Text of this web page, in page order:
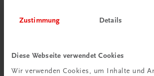
Zustimmung Details
Diese Webseite verwendet Cookies
Wir verwenden Cookies, um Inhalte und